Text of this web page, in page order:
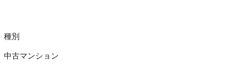
種別
中古マンション